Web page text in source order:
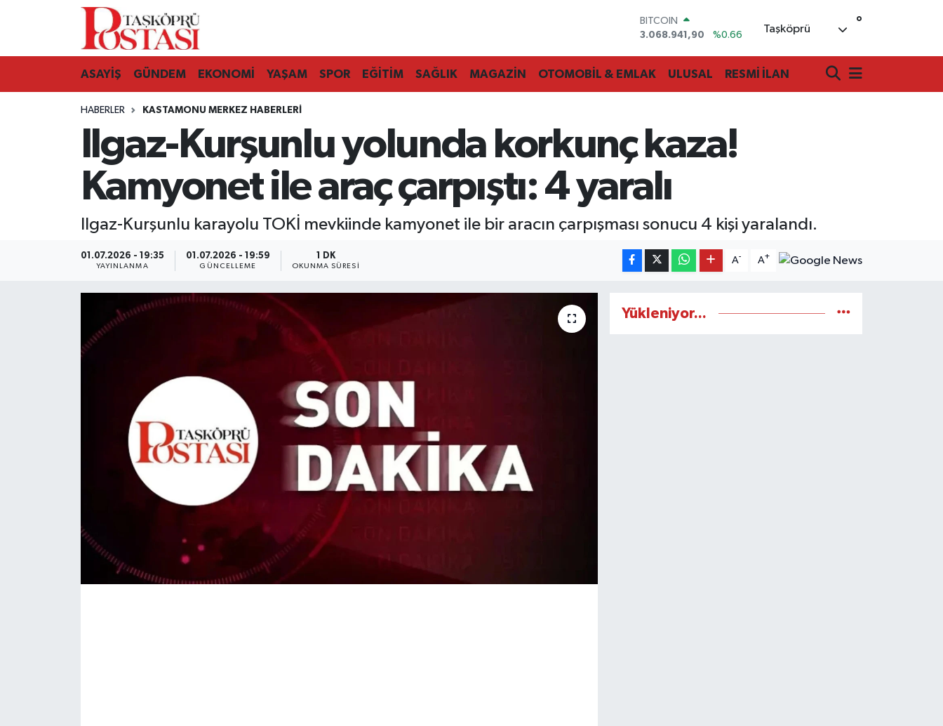
3.068.941,90
DOLAR
55,0700
%0.1
6518.23
BİST100
13.703
%0
Taşköprü °
ASAYİŞ GÜNDEM EKONOMİ YAŞAM SPOR EĞİTİM SAĞLIK MAGAZİN OTOMOBİL & EMLAK ULUSAL RESMİ İLAN
HABERLER KASTAMONU MERKEZ HABERLERI
Ilgaz-Kurşunlu yolunda korkunç kaza!
Kamyonet ile araç çarpıştı: 4 yaralı
Ilgaz-Kurşunlu karayolu TOKİ mevkiinde kamyonet ile bir aracın çarpışması sonucu 4 kişi yaralandı.
01.07.2026 - 19:35
YAYINLANMA
01.07.2026 - 19:59
GÜNCELLEME
1 DK
OKUNMA SÜRESI
A- A+
Yükleniyor...
Kastamonu Vefat Edenler
Araç Haberleri
Azdavay Haberleri
Bozkurt Haberleri
Çatalzeytin Haberleri
Daday Haberleri
Doğanyurt Haberleri
Hanönü Haberleri
İhsangazi Haberleri
Küre Haberleri